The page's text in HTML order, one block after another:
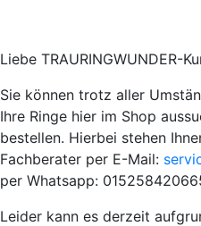
Liebe TRAURINGWUNDER-
Sie können trotz aller
Ihre Ringe hier im Shop
bestellen. Hierbei stehen
Fachberater per E-Mail:
per Whatsapp:
Leider kann es derzeit